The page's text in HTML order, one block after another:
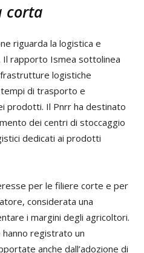
corta
riguarda la logistica e
Il rapporto Ismea sottolinea
logistiche
di trasporto e
prodotti. Il Pnrr ha destinato
dei centri di stoccaggio
dedicati ai prodotti
per le filiere corte e per
considerata una
i margini degli agricoltori.
registrato un
anche dall’adozione di